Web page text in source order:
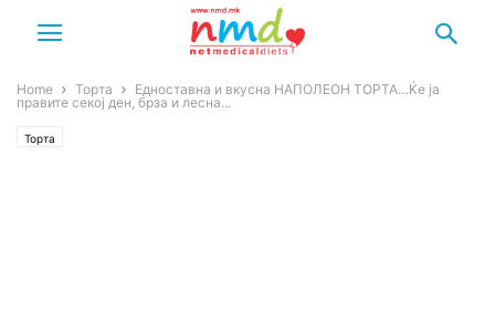
Home Торта
Едноставна и вкусна НАПОЛЕОН ТОРТА…Ќе ја
правите секој ден, брза и лесна...
Торта